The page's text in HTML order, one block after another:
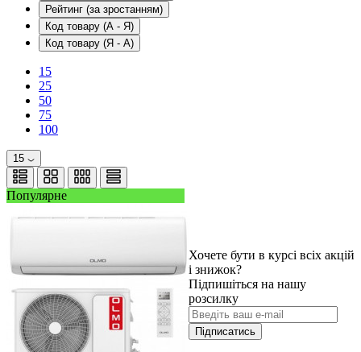
Рейтинг (за зростанням)
Код товару (А - Я)
Код товару (Я - А)
15
25
50
75
100
15
Популярне
Хочете бути в курсі всіх акцій
і знижок?
Підпишіться на нашу
розсилку
Підписатись